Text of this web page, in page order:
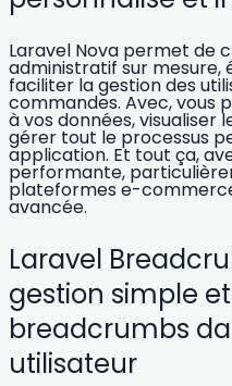
Laravel Nova permet de
administratif sur mesure,
faciliter lagestion des
commandes. Avec, vous
à vos données, visualiser
gérer tout le processus
application. Et tout ça,
performante,
plateformes e-
avancée.
Laravel
gestion simple
breadcrumbs
utilisateur